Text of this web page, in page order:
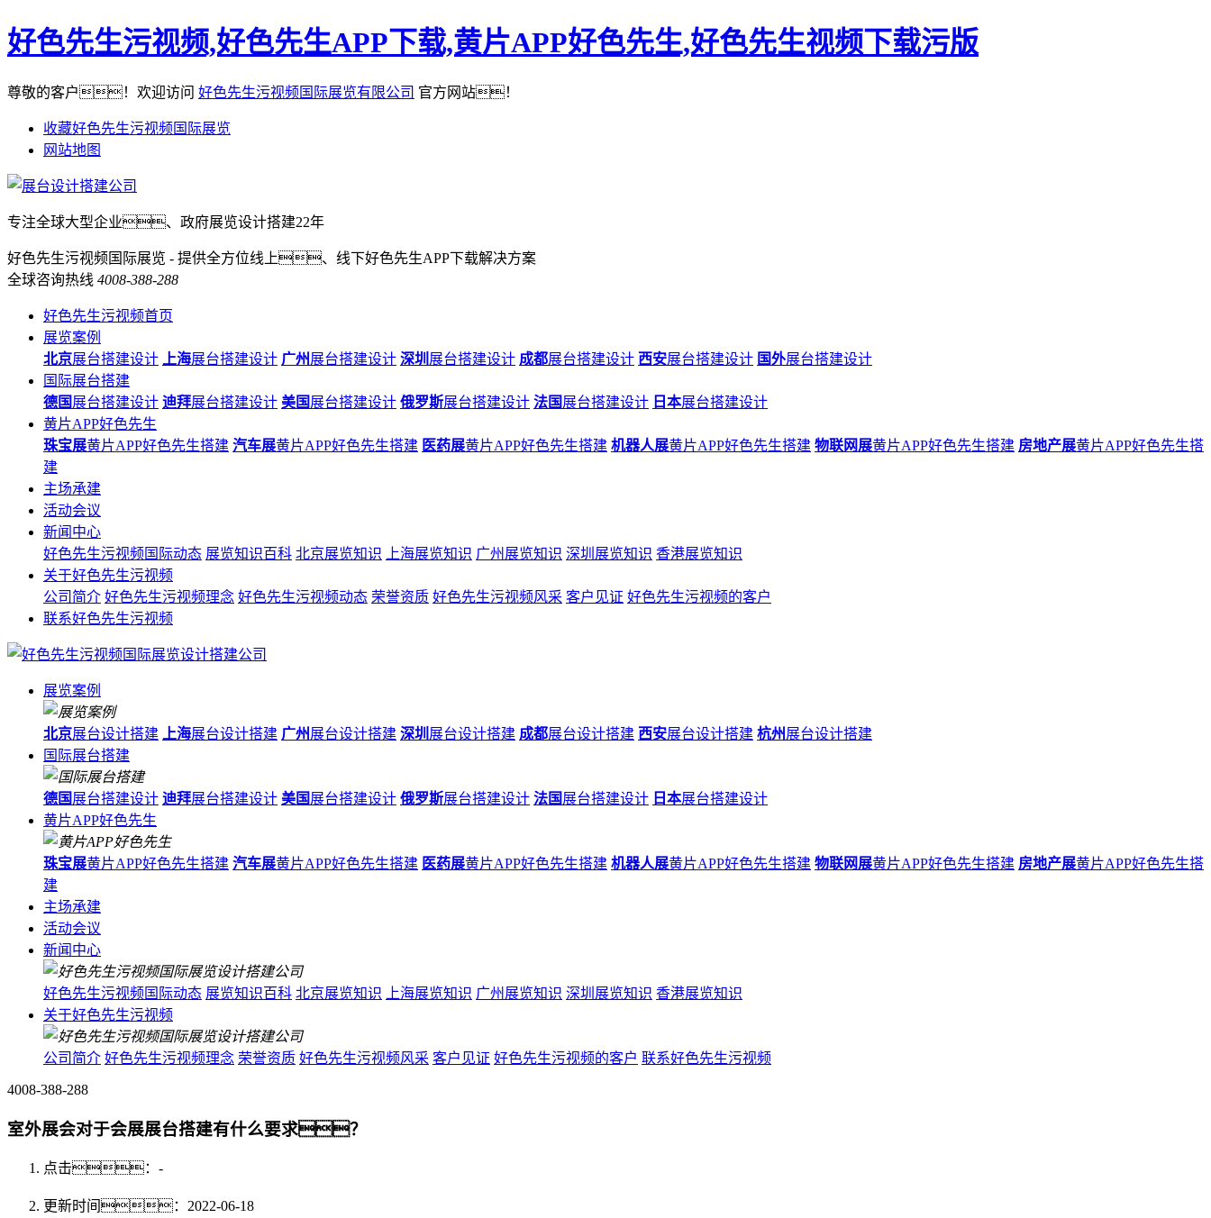
好色先生污视频,好色先生APP下载,黄片APP好色先生,好色先生视频下载污版
尊敬的客户！欢迎访问 好色先生污视频国际展览有限公司 官方网站！
收藏好色先生污视频国际展览
网站地图
专注全球大型企业、政府展览设计搭建22年
好色先生污视频国际展览 - 提供全方位线上、线下好色先生APP下载解决方案
全球咨询热线 4008-388-288
好色先生污视频首页
展览案例
北京展台搭建设计 上海展台搭建设计 广州展台搭建设计 深圳 展台搭建设计 成都展台搭建设计 西安展台搭建设计 国外展台搭建设计
国际展台搭建
德国 展台搭建设计 迪拜展台搭建设计 美国 展台搭建设计 俄罗斯展台搭建设计 法国 展台搭建设计 日本展台搭建设计
黄片APP好色先生
珠宝展黄片APP好色先生搭建 汽车展黄片APP好色先生搭建 医药展黄片APP好色先生搭建 机器人展黄片APP好色先生搭建 物联网展黄片APP好色先生搭建 房地产展黄片APP好色先生搭
建
主场承建
活动会议
新闻中心
好色先生污视频国际动态 展览知识百科 北京展览知识 上海展览知识 广州展览知识 深圳展览知识 香港展览知识
关于好色先生污视频
公司简介 好色先生污视频理念 好色先生污视频动态 荣誉资质 好色先生污视频风采 客户见证 好色先生污视频的客户
联系好色先生污视频
展览案例
北京展台设计搭建 上海展台设计搭建 广州展台设计搭建 深圳 展台设计搭建 成都展台设计搭建 西安展台设计搭建 杭州展台设计搭建
国际展台搭建
德国 展台搭建设计 迪拜展台搭建设计 美国 展台搭建设计 俄罗斯展台搭建设计 法国 展台搭建设计 日本展台搭建设计
黄片APP好色先生
珠宝展黄片APP好色先生搭建 汽车展黄片APP好色先生搭建 医药展黄片APP好色先生搭建 机器人展黄片APP好色先生搭建 物联网展黄片APP好色先生搭建 房地产展黄片APP好色先生搭
建
主场承建
活动会议
新闻中心
好色先生污视频国际动态 展览知识百科 北京展览知识 上海展览知识 广州展览知识 深圳展览知识 香港展览知识
关于好色先生污视频
公司简介 好色先生污视频理念 荣誉资质 好色先生污视频风采 客户见证 好色先生污视频的客户 联系好色先生污视频
4008-388-288
室外展会对于会展展台搭建有什么要求？
点击： -
更新时间：2022-06-18